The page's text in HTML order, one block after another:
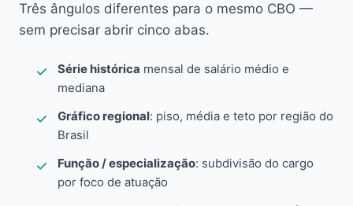
Três ângulos diferentes para o mesmo CBO —
sem precisar abrir cinco abas.
Série histórica mensal de salário médio e
mediana
Gráfico regional: piso, média e teto por região do
Brasil
Função / especialização: subdivisão do cargo
por foco de atuação